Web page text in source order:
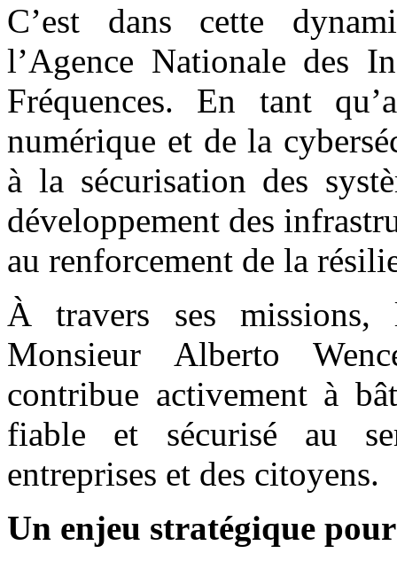
C’est dans cette
l’Agence Nationale des
Fréquences. En tant
numérique et de la
à la sécurisation des
développement des
au renforcement de la
À travers ses
Monsieur Alberto
contribue activement à
fiable et sécurisé au
entreprises et des citoyens.
Un enjeu stratégique